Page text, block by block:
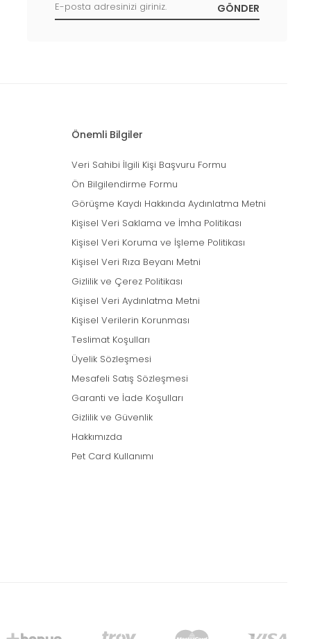
Önemli Bilgiler
Veri Sahibi İlgili Kişi Başvuru Formu
Ön Bilgilendirme Formu
Görüşme Kaydı Hakkında Aydınlatma Metni
Kişisel Veri Saklama ve İmha Politikası
Kişisel Veri Koruma ve İşleme Politikası
Kişisel Veri Rıza Beyanı Metni
Gizlilik ve Çerez Politikası
Kişisel Veri Aydınlatma Metni
Kişisel Verilerin Korunması
Teslimat Koşulları
Üyelik Sözleşmesi
Mesafeli Satış Sözleşmesi
Garanti ve İade Koşulları
Gizlilik ve Güvenlik
Hakkımızda
Pet Card Kullanımı